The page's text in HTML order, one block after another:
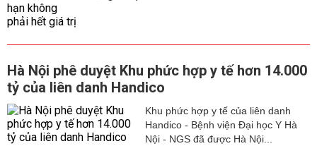
Hà Nội phê duyệt Khu phức hợp y tế hơn 14.000
tỷ của liên danh Handico
Khu phức hợp y tế của liên danh
Handico - Bệnh viện Đại học Y Hà
Nội - NGS đã được Hà Nội...